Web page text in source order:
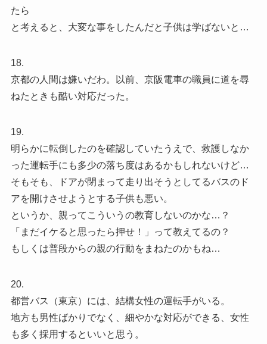
たら
と考えると、大変な事をしたんだと子供は学ばないと…
18.
京都の人間は嫌いだわ。以前、京阪電車の職員に道を尋
ねたときも酷い対応だった。
19.
明らかに転倒したのを確認していたうえで、救護しなか
った運転手にも多少の落ち度はあるかもしれないけど…
そもそも、ドアが閉まって走り出そうとしてるバスのド
アを開けさせようとする子供も悪い。
というか、親ってこういうの教育しないのかな…？
「まだイケると思ったら押せ！」って教えてるの？
もしくは普段からの親の行動をまねたのかもね…
20.
都営バス（東京）には、結構女性の運転手がいる。
地方も男性ばかりでなく、細やかな対応ができる、女性
も多く採用するといいと思う。